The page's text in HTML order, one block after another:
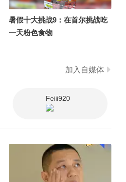
暑假十大挑战9：在首尔挑战吃
一天粉色食物
加入自媒体
Feiii920